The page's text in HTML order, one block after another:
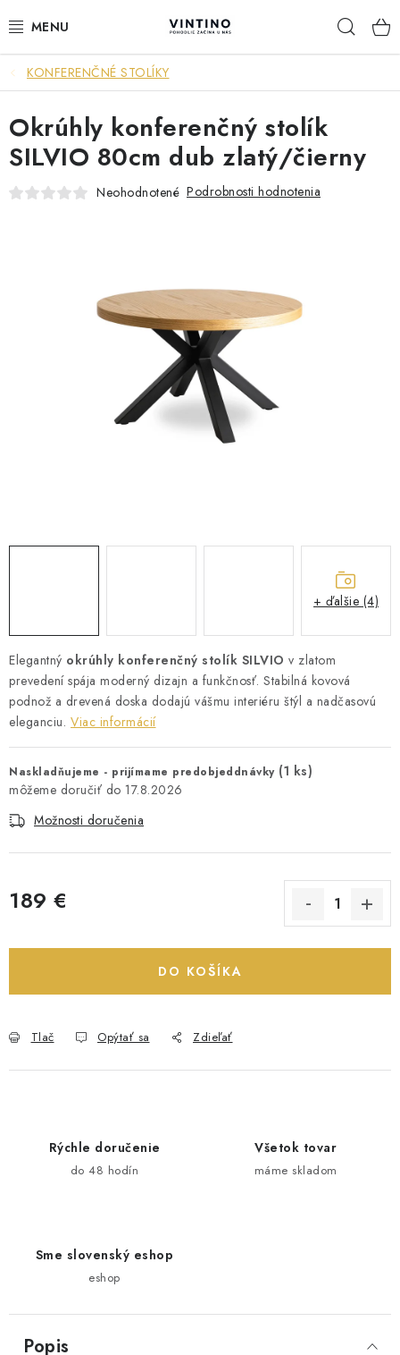
na
NÁBYTOK
VÝPREDAJ
ZÁVESNÉ HOJDACIE KRESLÁ
JEDÁLENSKÉ STOLIČKY
ZÁHRADNÝ NÁBYTOK
STOJANY A REGÁLY
SKRIŇA NA TOPANKY
FAQ - NAJČASTEJŠIE OTÁZKY
Všeobecné obchodné podmienky
KONFERENČNÉ STOLÍKY
Elegantný okrúhly konferenčný stolík SILVIO v zlatom
prevedení spája moderný dizajn a funkčnosť. Stabilná kovová
podnož a drevená doska dodajú vášmu interiéru štýl a nadčasovú
eleganciu. Viac informácií
Naskladňujeme - prijímame predobjeddnávky (1 ks)
17.8.2026
Možnosti doručenia
189 €
DO KOŠÍKA
Tlač Opýtať sa Zdieľať
Okrúhly konferenčný stolík
SILVIO 80cm dub zlatý/čierny
Neohodnotené Podrobnosti hodnotenia
+ ďalšie (4)
Rýchle doručenie
do 48 hodín
Všetok tovar
máme skladom
Sme slovenský eshop
eshop
Popis